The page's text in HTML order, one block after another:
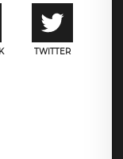
TWITTER